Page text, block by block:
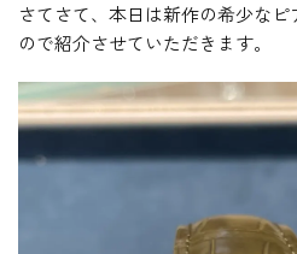
さてさて、本日は新作の希少な
ので紹介させていただきます。